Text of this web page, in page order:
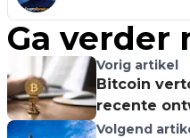
Ga verder
Vorig artikel
Bitcoin
recente
Volgend